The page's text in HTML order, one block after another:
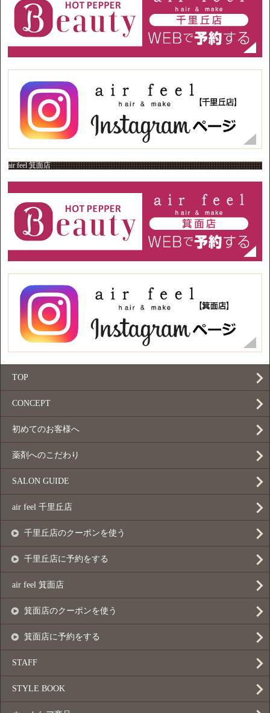
air feel 箕面店
TOP
CONCEPT
初めてのお客様へ
薬剤へのこだわり
SALON GUIDE
air feel 千里丘店
千里丘店のクーポンを使う
千里丘店に予約をする
air feel 箕面店
箕面店のクーポンを使う
箕面店に予約をする
STAFF
STYLE BOOK